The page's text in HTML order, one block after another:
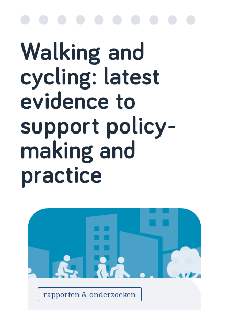
Walking and
cycling: latest
evidence to
support policy-
making and
practice
rapporten & onderzoeken